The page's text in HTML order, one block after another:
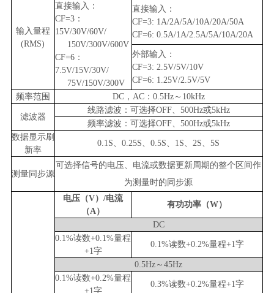
输入量程
(RMS)
直接输入：
CF=3：
15V/30V/60V/
150V/300V/600V
CF=6：
7.5V/15V/30V/
75V/150V/300V
直接输入：
CF=3: 1 A/2A/5A/10A/20A/50A
CF=6: 0.5A/1A/2 .5A/5A/10A/20A
外部输入：
CF=3: 2.5V/5V/10V
CF=6: 1.25V/2.5V/5V
频率范围
DC，AC： 0.5Hz～ 10kHz
滤波器
线路滤波： 可选择OFF、500Hz或5kHz
频率滤波： 可选择OFF、500Hz或5kHz
数据显示刷
新率
0.1S、0.25S、0.5S、1S、2S、5S
测量同步源
可选择信号的电压、电流或数据更新周期的整个区间作
为测量时的同步源
电压（V）/电流
（A）
有功功率（W）
DC
0.1%读数+0.1%量程
+1字
0.1%读数+0.2%量程+1字
0.5Hz ～45Hz
0.1%读数+0.2%量程
+1字
0.3%读数+0.2%量程+1字